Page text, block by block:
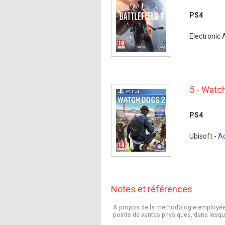
PS4
Electronic
5 -
PS4
Ubisoft -
Notes et références
A propos de la méthodologie
points de ventes physiques, dans